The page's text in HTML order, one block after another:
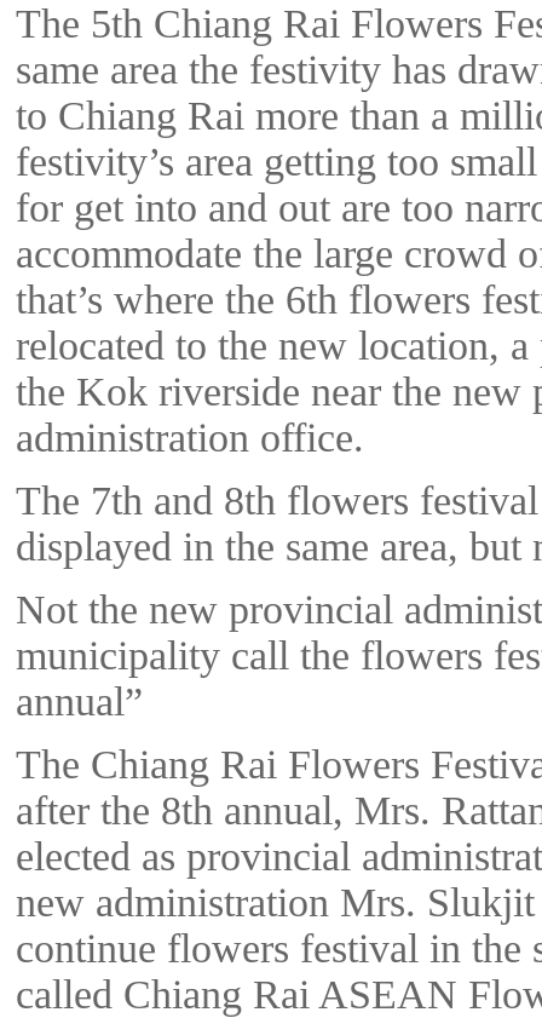
The 5th Chiang Rai Flowers
same area the festivity has
to Chiang Rai more than a
festivity’s area getting too
for get into and out are too
accommodate the large crowd
that’s where the 6th flowers
relocated to the new location,
the Kok riverside near the new
administration office.
The 7th and 8th flowers
displayed in the same area, but
Not the new provincial
municipality call the flowers
annual”
The Chiang Rai Flowers
after the 8th annual, Mrs.
elected as provincial
new administration Mrs.
continue flowers festival in the
called Chiang Rai ASEAN